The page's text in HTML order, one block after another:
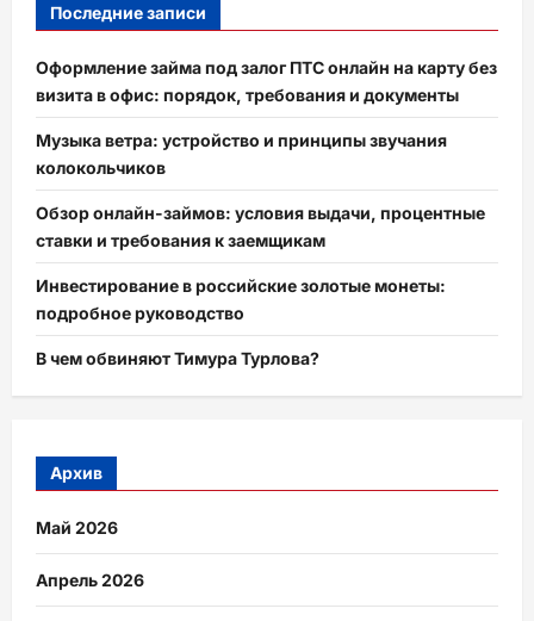
Последние записи
Оформление займа под залог ПТС онлайн на карту без
визита в офис: порядок, требования и документы
Музыка ветра: устройство и принципы звучания
колокольчиков
Обзор онлайн-займов: условия выдачи, процентные
ставки и требования к заемщикам
Инвестирование в российские золотые монеты:
подробное руководство
В чем обвиняют Тимура Турлова?
Архив
Май 2026
Апрель 2026